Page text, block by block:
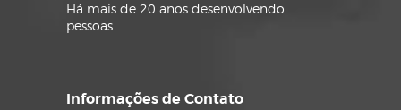
Há mais de 20 anos desenvolvendo
pessoas.
Informações de Contato